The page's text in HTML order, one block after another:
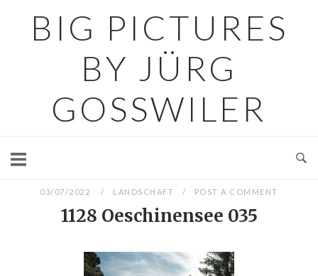
BIG PICTURES
BY JÜRG
GOSSWILER
03/07/2022 LANDSCHAFT POST A COMMENT
1128 Oeschinensee 035